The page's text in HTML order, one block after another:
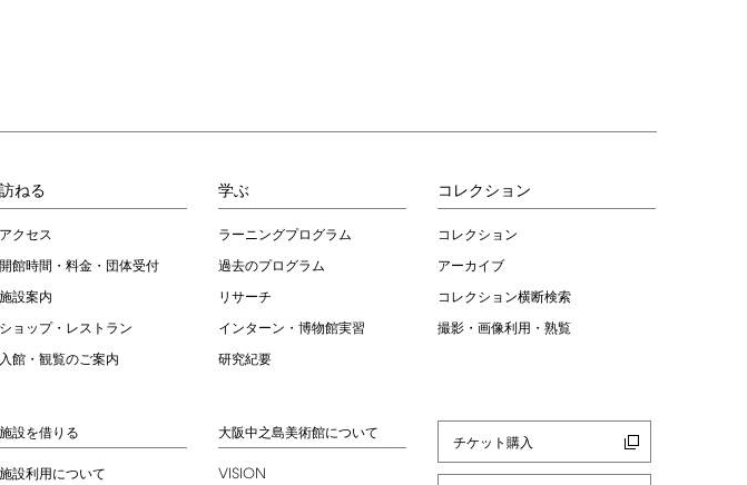
訪ねる
アクセス
開館時間・料金・団体受付
施設案内
ショップ・レストラン
入館・観覧のご案内
学ぶ
ラーニングプログラム
過去のプログラム
リサーチ
インターン・博物館実習
研究紀要
コレクション
コレクション
アーカイブ
コレクション横断検索
撮影・画像利用・熟覧
施設を借りる
施設利用について
大阪中之島美術館について
VISION
チケット購入